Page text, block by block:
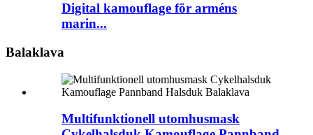
Digital kamouflage för arméns
marin...
Balaklava
Multifunktionell utomhusmask